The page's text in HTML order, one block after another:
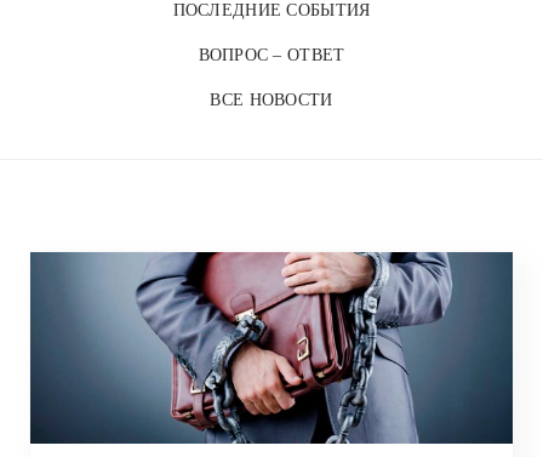
ПОСЛЕДНИЕ СОБЫТИЯ
ВОПРОС – ОТВЕТ
ВСЕ НОВОСТИ